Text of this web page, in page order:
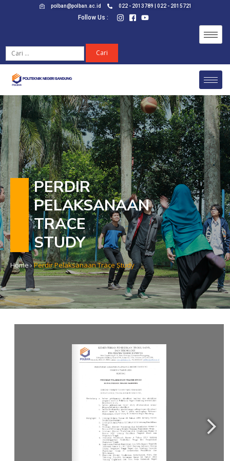
polban@polban.ac.id 022 - 2013789 | 022 - 2015721
Follow Us :
PERDIR
PELAKSANAAN
TRACE
STUDY
Home›Perdir Pelaksanaan Trace Study